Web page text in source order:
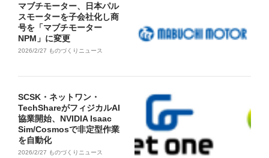
マブチモーター、日本パル
スモーターを子会社化し商
号を「マブチモーター
NPM」に変更
2026/2/27 ものづくりニュース
SCSK・ネットワン・
TechShareがフィジカルAI
協業開始、NVIDIA Isaac
Sim/Cosmosで非定型作業
を自動化
2026/2/27 ものづくりニュース